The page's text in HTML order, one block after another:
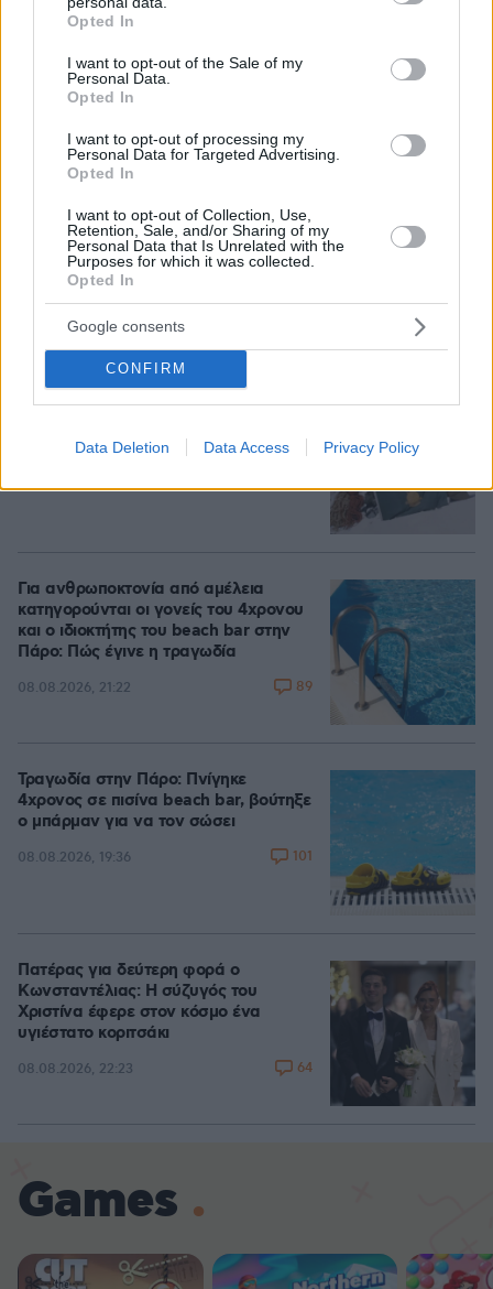
grant or deny consent to Google and its third-party tags to
use your data for below specified purposes in below Google
consent section.
Opted In
I want to opt-out of the Sale of my
Personal Data.
Opted In
I want to opt-out of processing my
Personal Data for Targeted Advertising.
Opted In
I want to opt-out of Collection, Use,
Retention, Sale, and/or Sharing of my
Personal Data that Is Unrelated with the
Purposes for which it was collected.
Opted In
Google consents
CONFIRM
Data Deletion Data Access Privacy Policy
Loaded
Σοβαρό τροχαίο από αναστροφή ΙΧ
με μηχανή της ΔΙΑΣ, δύο αστυνομικοί
τραυματίες, βίντεο
Συνδικαλιστής ψαράς που αποχώρησε
από την Ελπίδα της Καρυστιανού, της
ζητά να τον προστατέψει:
Καταγγέλλει μεθοδευμένη σπίλωση
από μέλη του κόμματος
08.08.2026, 20:05
Οι «Πράσινες Μπότες»: 30 χρόνια
πίσω έναν από τους νεκρούς του
Για ανθρωποκτονία από αμέλεια
κατηγορούνται οι γονείς του 4χρονου
και ο ιδιοκτήτης του beach bar στην
Πάρο: Πώς έγινε η τραγωδία
08.08.2026, 21:22 89
Τραγωδία στην Πάρο: Πνίγηκε
4χρονος σε πισίνα beach bar, βούτηξε
ο μπάρμαν για να τον σώσει
08.08.2026, 19:36 101
Πατέρας για δεύτερη φορά ο
Κωνσταντέλιας: Η σύζυγός του
Χριστίνα έφερε στον κόσμο ένα
υγιέστατο κοριτσάκι
08.08.2026, 22:23 64
Games